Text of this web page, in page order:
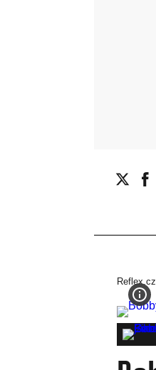
Reflex.cz